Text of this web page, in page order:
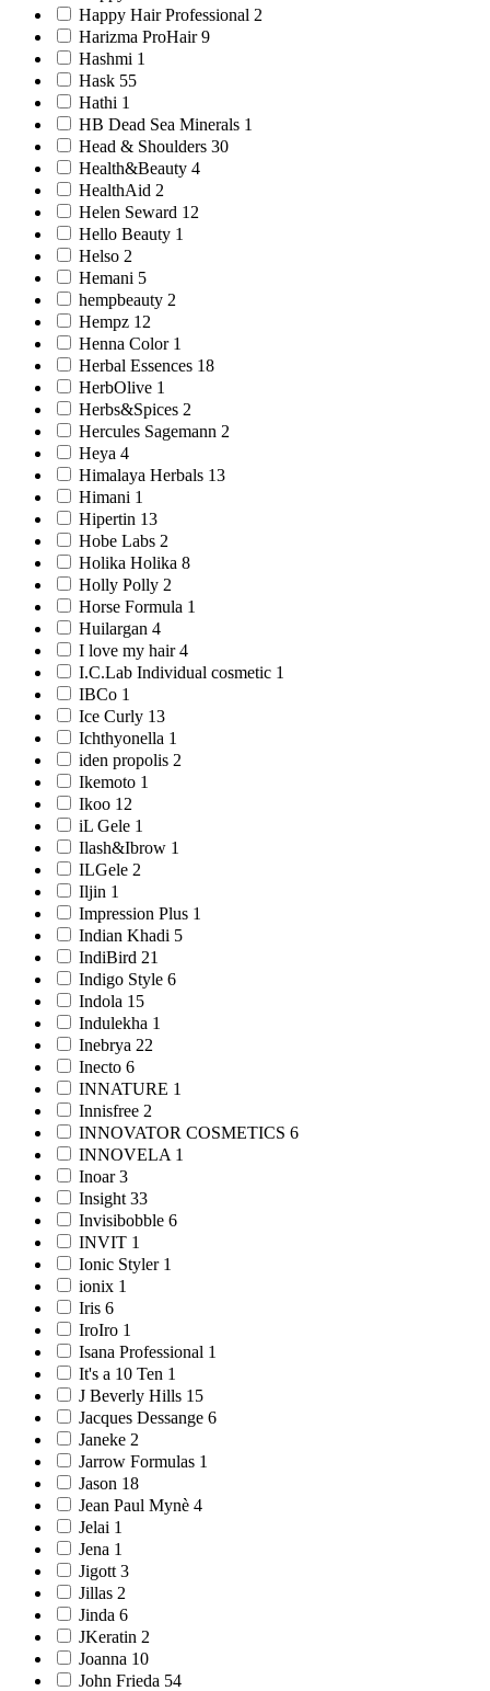
Happy Hair Professional 2
Harizma ProHair 9
Hashmi 1
Hask 55
Hathi 1
HB Dead Sea Minerals 1
Head & Shoulders 30
Health&Beauty 4
HealthAid 2
Helen Seward 12
Hello Beauty 1
Helso 2
Hemani 5
hempbeauty 2
Hempz 12
Henna Color 1
Herbal Essences 18
HerbOlive 1
Herbs&Spices 2
Hercules Sagemann 2
Heya 4
Himalaya Herbals 13
Himani 1
Hipertin 13
Hobe Labs 2
Holika Holika 8
Holly Polly 2
Horse Formula 1
Huilargan 4
I love my hair 4
I.C.Lab Individual cosmetic 1
IBCо 1
Ice Curly 13
Ichthyonella 1
iden propolis 2
Ikemoto 1
Ikoo 12
iL Gele 1
Ilash&Ibrow 1
ILGele 2
Iljin 1
Impression Plus 1
Indian Khadi 5
IndiBird 21
Indigo Style 6
Indola 15
Indulekha 1
Inebrya 22
Inecto 6
INNATURE 1
Innisfree 2
INNOVATOR COSMETICS 6
INNOVELA 1
Inoar 3
Insight 33
Invisibobble 6
INVIT 1
Ionic Styler 1
ionix 1
Iris 6
IroIro 1
Isana Professional 1
It's a 10 Ten 1
J Beverly Hills 15
Jacques Dessange 6
Janeke 2
Jarrow Formulas 1
Jason 18
Jean Paul Mynè 4
Jelai 1
Jena 1
Jigott 3
Jillas 2
Jinda 6
JKeratin 2
Joanna 10
John Frieda 54